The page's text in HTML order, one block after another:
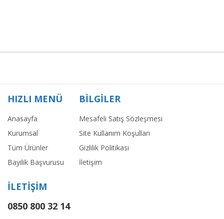
HIZLI MENÜ
Anasayfa
Kurumsal
Tüm Ürünler
Bayilik Başvurusu
BİLGİLER
Mesafeli Satış Sözleşmesi
Site Kullanım Koşulları
Gizlilik Politikası
İletişim
İLETİŞİM
0850 800 32 14